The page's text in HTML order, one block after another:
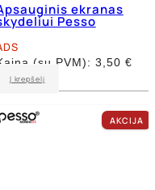
ekranas
Pesso
(su PVM): 3,50 €
Į krepšelį
AKCIJA